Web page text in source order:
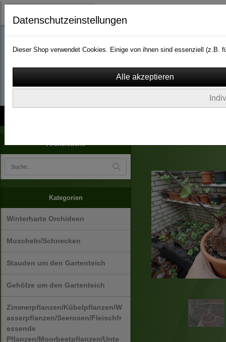
wassergarten-
Artikelsuche
Kategorien
Winterharte Orchideen
Muscheln/Schnecken
Stauden um den Gartenteich
Gehölze um den Gartenteich
Zimmerpflanzen/Kübelpflanzen/W
asserpflanzen/Seerosen/Fleischfr
essende
Pflanzen/Moorbeetpflanzen/Unte
Datenschutzeinstellungen
Dieser Shop verwendet Cookies. Einige von ihnen sind essenziell (z.B.